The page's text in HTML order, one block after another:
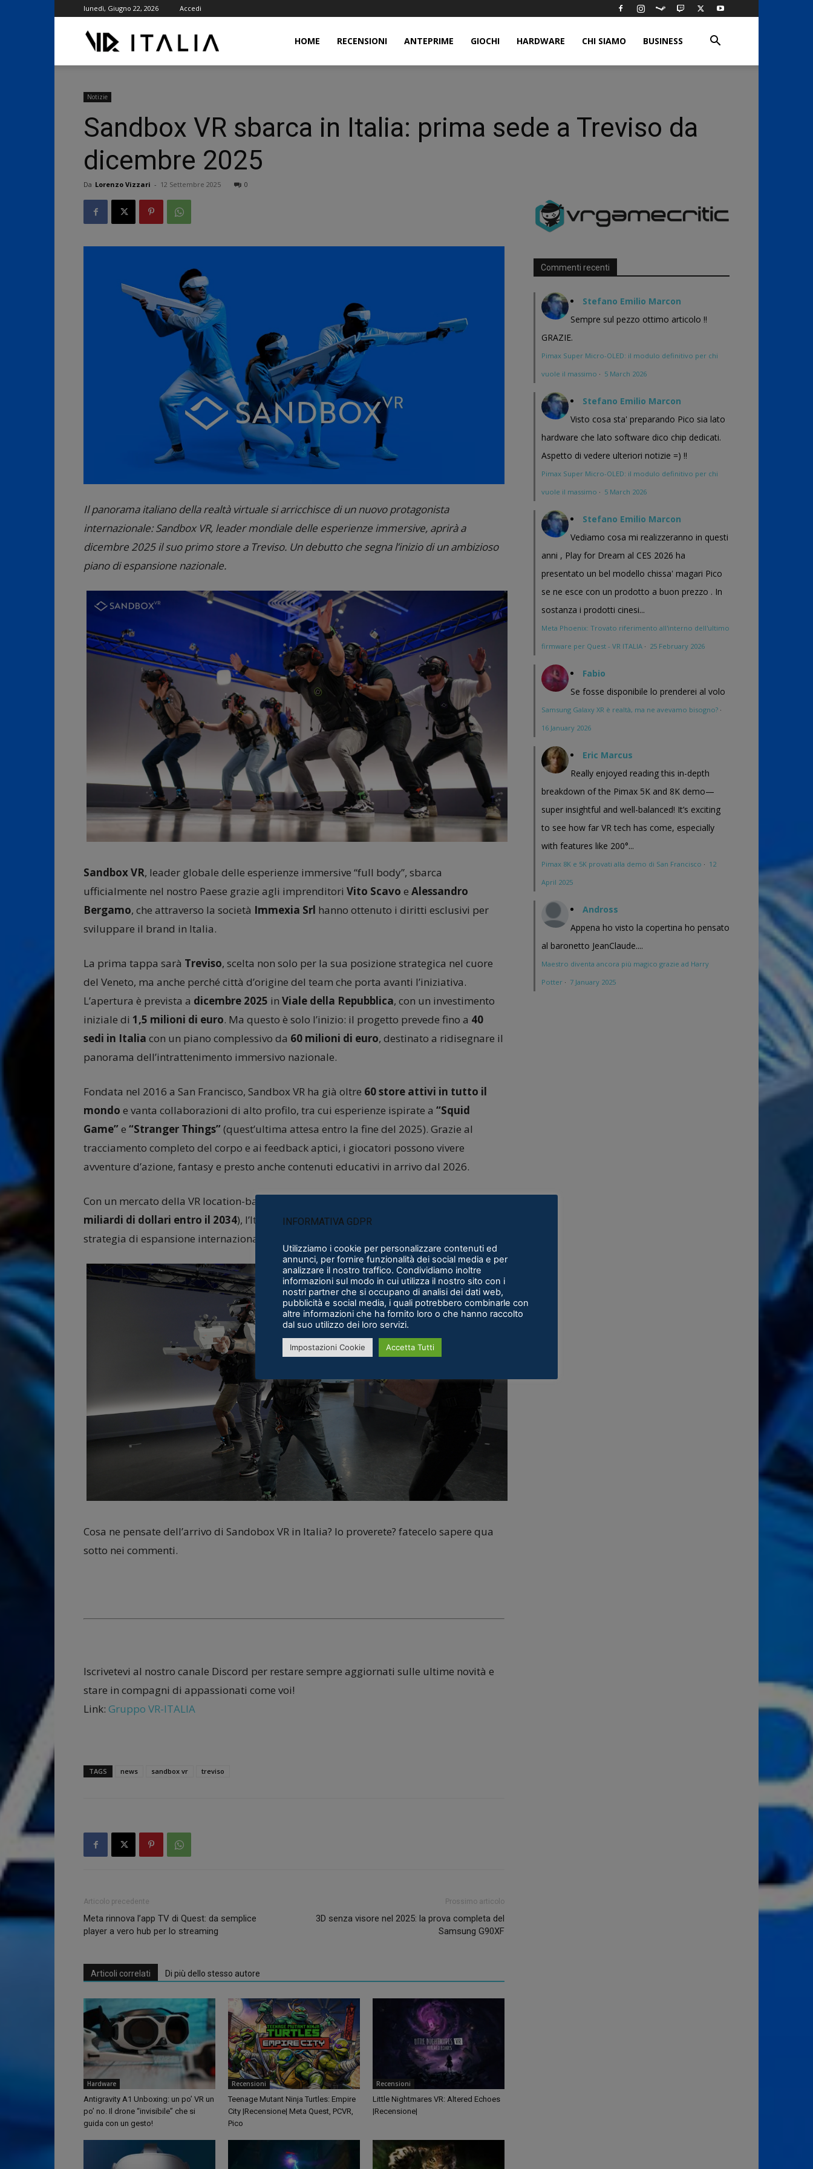
lunedì, Giugno 22, 2026 Accedi
HOME RECENSIONI ANTEPRIME GIOCHI HARDWARE CHI SIAMO BUSINESS
Notizie
Sandbox VR sbarca in Italia: prima sede a Treviso da
dicembre 2025
Da Lorenzo Vizzari - 12 Settembre 2025 0
Il panorama italiano della realtà virtuale si arricchisce di un nuovo protagonista
internazionale: Sandbox VR, leader mondiale delle esperienze immersive, aprirà a
dicembre 2025 il suo primo store a Treviso. Un debutto che segna l’inizio di un ambizioso
piano di espansione nazionale.
Sandbox VR, leader globale delle esperienze immersive “full body”, sbarca
ufficialmente nel nostro Paese grazie agli imprenditori Vito Scavo e Alessandro
Bergamo, che attraverso la società Immexia Srl hanno ottenuto i diritti esclusivi per
sviluppare il brand in Italia.
La prima tappa sarà Treviso, scelta non solo per la sua posizione strategica nel cuore
del Veneto, ma anche perché città d’origine del team che porta avanti l’iniziativa.
L’apertura è prevista a dicembre 2025 in Viale della Repubblica, con un investimento
iniziale di 1,5 milioni di euro. Ma questo è solo l’inizio: il progetto prevede fino a 40
sedi in Italia con un piano complessivo da 60 milioni di euro, destinato a ridisegnare il
panorama dell’intrattenimento immersivo nazionale.
Fondata nel 2016 a San Francisco, Sandbox VR ha già oltre 60 store attivi in tutto il
mondo e vanta collaborazioni di alto profilo, tra cui esperienze ispirate a “Squid
Game”e “Stranger Things”(quest’ultima attesa entro la fine del 2025). Grazie al
tracciamento completo del corpo e ai feedback aptici, i giocatori possono vivere
avventure d’azione, fantasy e presto anche contenuti educativi in arrivo dal 2026.
Con un mercato della VR location-based in crescita esponenziale (stimato a
miliardi di dollari entro il 2034), l’Italia diventa così un tassello fondamentale della
strategia di espansione internazionale della compagnia.
Cosa ne pensate dell’arrivo di Sandobox VR in Italia? lo proverete? fatecelo sapere qua
sotto nei commenti.
Iscrivetevi al nostro canale Discord per restare sempre aggiornati sulle ultime novità e
stare in compagni di appassionati come voi!
Link: Gruppo VR-ITALIA
TAGS news sandbox vr treviso
Articolo precedente
Meta rinnova l’app TV di Quest: da semplice
player a vero hub per lo streaming
Prossimo articolo
3D senza visore nel 2025: la prova completa del
Samsung G90XF
Articoli correlati Di più dello stesso autore
Hardware
Antigravity A1 Unboxing: un po’ VR un
po’ no. Il drone “invisibile” che si
guida con un gesto!
Recensioni
Teenage Mutant Ninja Turtles: Empire
City |Recensione| Meta Quest, PCVR,
Pico
Recensioni
Little Nightmares VR: Altered Echoes
|Recensione|
Commenti recenti
Stefano Emilio Marcon
Sempre sul pezzo ottimo articolo !!
GRAZIE.
Pimax Super Micro-OLED: il modulo definitivo per chi
vuole il massimo · 5 March 2026
Stefano Emilio Marcon
Visto cosa sta' preparando Pico sia lato
hardware che lato software dico chip dedicati.
Aspetto di vedere ulteriori notizie =) !!
Pimax Super Micro-OLED: il modulo definitivo per chi
vuole il massimo · 5 March 2026
Stefano Emilio Marcon
Vediamo cosa mi realizzeranno in questi
anni , Play for Dream al CES 2026 ha
presentato un bel modello chissa' magari Pico
se ne esce con un prodotto a buon prezzo . In
sostanza i prodotti cinesi...
Meta Phoenix: Trovato riferimento all'interno dell'ultimo
firmware per Quest - VR ITALIA · 25 February 2026
Fabio
Se fosse disponibile lo prenderei al volo
Samsung Galaxy XR è realtà, ma ne avevamo bisogno? ·
16 January 2026
Eric Marcus
Really enjoyed reading this in-depth
breakdown of the Pimax 5K and 8K demo—
super insightful and well-balanced! It’s exciting
to see how far VR tech has come, especially
with features like 200°...
Pimax 8K e 5K provati alla demo di San Francisco · 12
April 2025
Andross
Appena ho visto la copertina ho pensato
al baronetto JeanClaude....
Maestro diventa ancora più magico grazie ad Harry
Potter · 7 January 2025
INFORMATIVA GDPR
Utilizziamo i cookie per personalizzare contenuti ed
annunci, per fornire funzionalità dei social media e per
analizzare il nostro traffico. Condividiamo inoltre
informazioni sul modo in cui utilizza il nostro sito con i
nostri partner che si occupano di analisi dei dati web,
pubblicità e social media, i quali potrebbero combinarle con
altre informazioni che ha fornito loro o che hanno raccolto
dal suo utilizzo dei loro servizi.
Impostazioni Cookie Accetta Tutti